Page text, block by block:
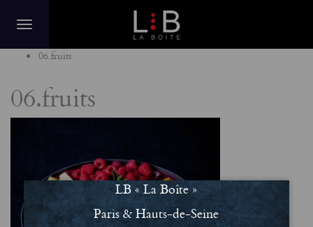
06.fruits
06.fruits
LB « La Boîte »
Paris & Hauts-de-Seine